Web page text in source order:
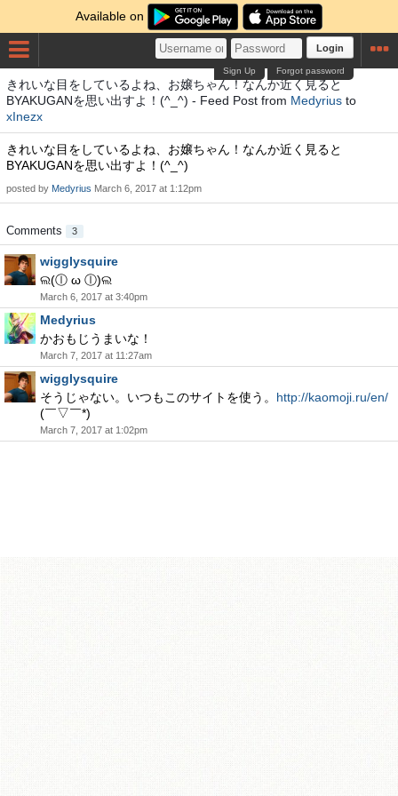
Available on
Login
Forgot password
Sign Up
きれいな目をしているよね、お嬢ちゃん！なんか近く見ると
BYAKUGANを思い出すよ！(^_^) - Feed Post from Medyrius to
xInezx
きれいな目をしているよね、お嬢ちゃん！なんか近く見ると
BYAKUGANを思い出すよ！(^_^)
posted by Medyrius March 6, 2017 at 1:12pm
Comments 3
wigglysquire
ଲ(ⓛ ω ⓛ)ଲ
March 6, 2017 at 3:40pm
Medyrius
かおもじうまいな！
March 7, 2017 at 11:27am
wigglysquire
そうじゃない。いつもこのサイトを使う。 http://kaomoji.ru/en/
(￣▽￣*)ゞ
March 7, 2017 at 1:02pm